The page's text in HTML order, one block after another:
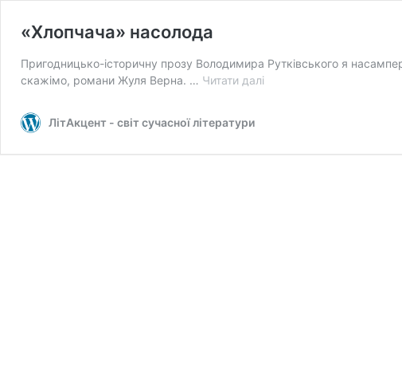
«Хлопчача» насолода
Пригодницько-історичну прозу Володимира Рутківського я
скажімо, романи Жуля Верна. … Читати далі«Хлопчача»
ЛітАкцент - світ сучасної літератури